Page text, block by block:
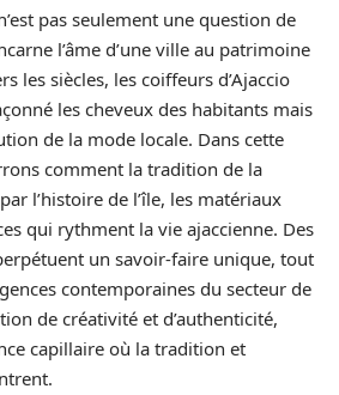
pas seulement une question de
l’âme d’une ville au patrimoine
les siècles, les coiffeurs d’Ajaccio
les cheveux des habitants mais
de la mode locale. Dans cette
comment la tradition de la
l’histoire de l’île, les matériaux
qui rythment la vie ajaccienne. Des
un savoir-faire unique, tout
contemporaines du secteur de
de créativité et d’authenticité,
capillaire où la tradition et